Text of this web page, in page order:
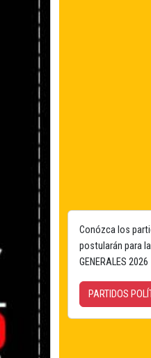
Conózca los
postularán para
GENERALES 2026
PARTIDOS